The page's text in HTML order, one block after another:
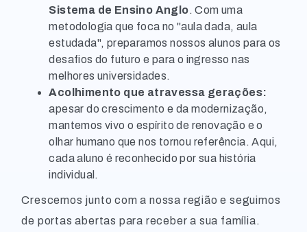
Sistema de Ensino Anglo. Com uma
metodologia que foca no "aula dada, aula
estudada", preparamos nossos alunos para os
desafios do futuro e para o ingresso nas
melhores universidades.
Acolhimento que atravessa gerações:
apesar do crescimento e da modernização,
mantemos vivo o espírito de renovação e o
olhar humano que nos tornou referência. Aqui,
cada aluno é reconhecido por sua história
individual.
Crescemos junto com a nossa região e seguimos
de portas abertas para receber a sua família.